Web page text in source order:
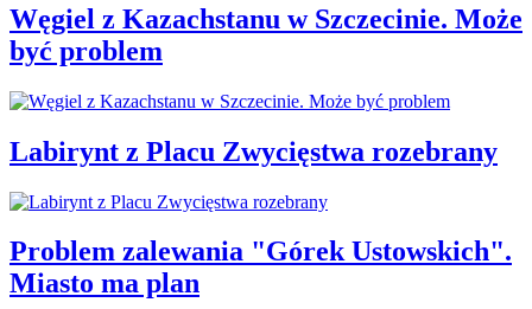
Węgiel z Kazachstanu w Szczecinie. Może
być problem
Labirynt z Placu Zwycięstwa rozebrany
Problem zalewania "Górek Ustowskich".
Miasto ma plan